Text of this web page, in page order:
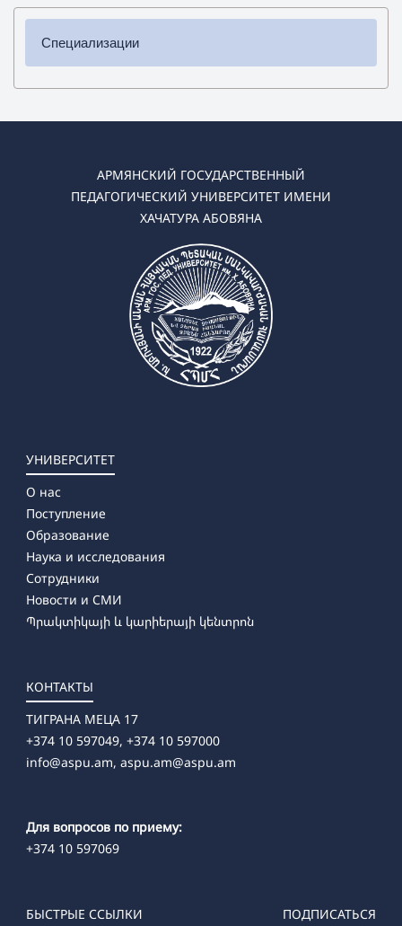
Специализации
✔ Бакалавриат
➜ Информатика
➜ Математика-Физика
➜ Математика-Информатика
➜ Технология и предпринимательство
АРМЯНСКИЙ ГОСУДАРСТВЕННЫЙ
ПЕДАГОГИЧЕСКИЙ УНИВЕРСИТЕТ ИМЕНИ
ХАЧАТУРА АБОВЯНА
УНИВЕРСИТЕТ
О нас
Поступление
Образование
Наука и исследования
Сотрудники
Новости и СМИ
Պրակտիկայի և կարիերայի կենտրոն
КОНТАКТЫ
ТИГРАНА МЕЦА 17
+374 10 597049, +374 10 597000
info@aspu.am, aspu.am@aspu.am
Для вопросов по приему:
+374 10 597069
БЫСТРЫЕ ССЫЛКИ ПОДПИСАТЬСЯ